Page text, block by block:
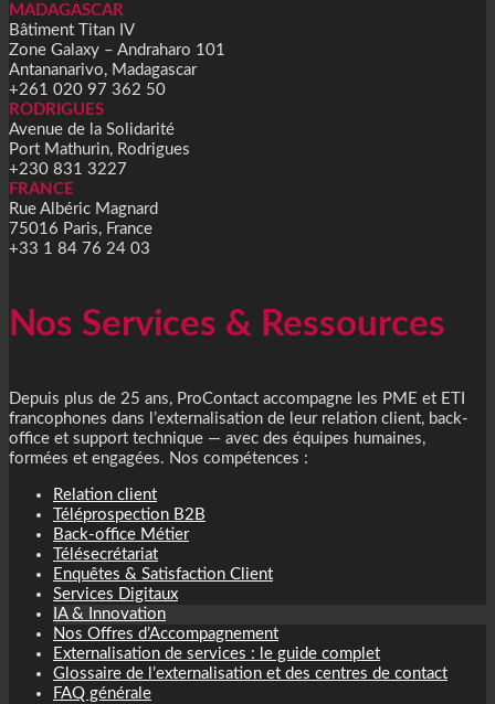
MADAGASCAR
Bâtiment Titan IV
Zone Galaxy – Andraharo 101
Antananarivo, Madagascar
+261 020 97 362 50
RODRIGUES
Avenue de la Solidarité
Port Mathurin, Rodrigues
+230 831 3227
FRANCE
Rue Albéric Magnard
75016 Paris, France
+33 1 84 76 24 03
Nos Services & Ressources
Depuis plus de 25 ans, ProContact accompagne les PME et ETI
francophones dans l’externalisation de leur relation client, back-
office et support technique — avec des équipes humaines,
formées et engagées. Nos compétences :
Relation client
Téléprospection B2B
Back-office Métier
Télésecrétariat
Enquêtes & Satisfaction Client
Services Digitaux
IA & Innovation
Nos Offres d’Accompagnement
Externalisation de services : le guide complet
Glossaire de l’externalisation et des centres de contact
FAQ générale